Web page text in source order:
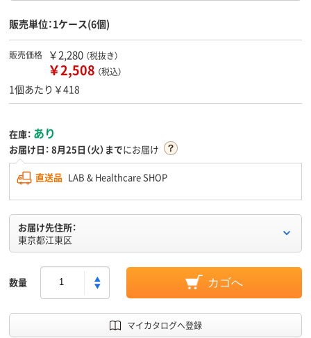
販売単位：1ケース(6個)
販売価格 ￥2,280 （税抜き）
￥2,508 （税込）
1個あたり￥418
在庫： あり
お届け日： 8月25日（火）までにお届け
直送品 LAB & Healthcare SHOP
お届け先住所：
東京都江東区
数量 カゴへ
マイカタログへ登録